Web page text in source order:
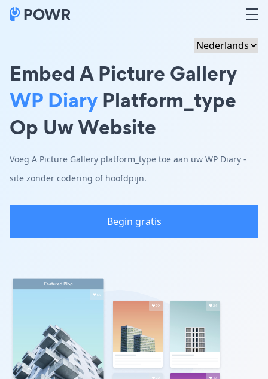
Embed A Picture Gallery
WP Diary Platform_type
Op Uw Website
Voeg A Picture Gallery platform_type toe aan uw WP Diary -
site zonder codering of hoofdpijn.
Begin gratis